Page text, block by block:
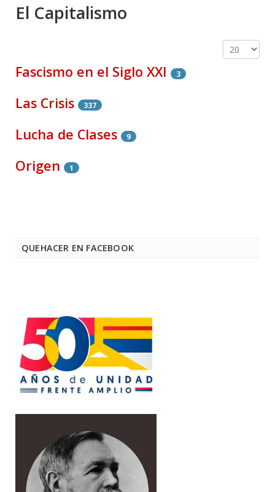
El Capitalismo
Cantidad a
Fascismo en el Siglo XXI 3
Las Crisis 337
Lucha de Clases 9
Origen 1
QUEHACER EN FACEBOOK